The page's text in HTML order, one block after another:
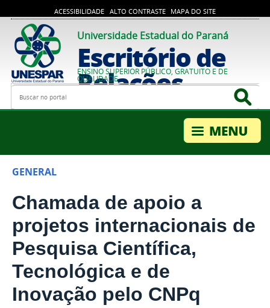
ACESSIBILIDADE ALTO CONTRASTE MAPA DO SITE
Universidade Estadual do Paraná
Escritório de
Relações
Internacionais
ENSINO SUPERIOR PÚBLICO, GRATUITO E DE
QUALIDADE
Busca
GENERAL
Chamada de apoio a
projetos internacionais de
Pesquisa Científica,
Tecnológica e de
Inovação pelo CNPq